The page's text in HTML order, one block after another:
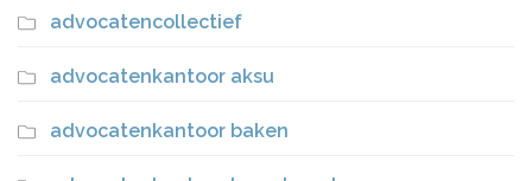
advocatencollectief
advocatenkantoor aksu
advocatenkantoor baken